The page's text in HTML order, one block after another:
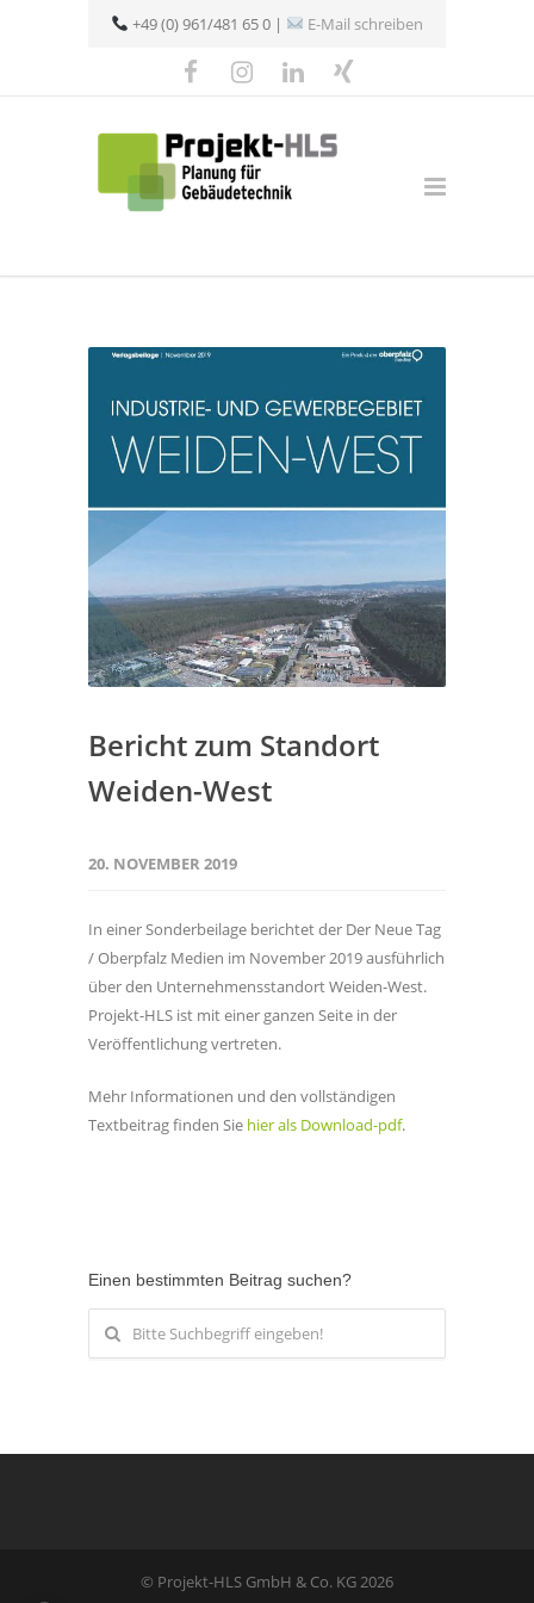
+49 (0) 961/481 65 0 | E-Mail schreiben
Bericht zum Standort
Weiden-West
20. NOVEMBER 2019
In einer Sonderbeilage berichtet der Der Neue Tag
/ Oberpfalz Medien im November 2019 ausführlich
über den Unternehmensstandort Weiden-West.
Projekt-HLS ist mit einer ganzen Seite in der
Veröffentlichung vertreten.
Mehr Informationen und den vollständigen
Textbeitrag finden Sie hier als Download-pdf.
Einen bestimmten Beitrag suchen?
© Projekt-HLS GmbH & Co. KG 2026